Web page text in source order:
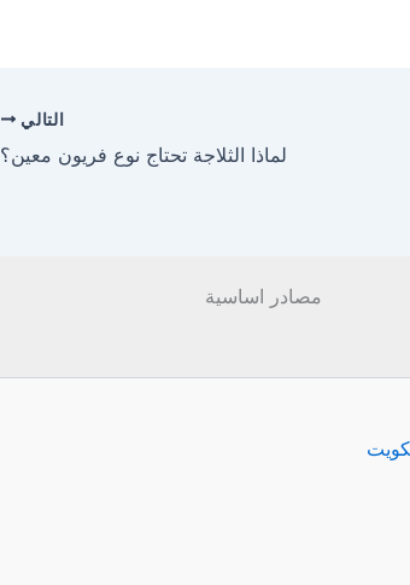
التالي
لماذا الثلاجة تحتاج نوع فريون معين؟
مصادر اساسية